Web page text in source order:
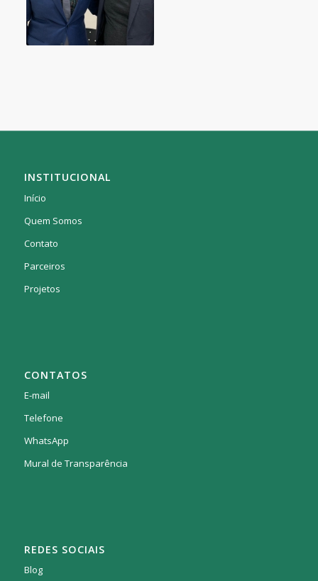
INSTITUCIONAL
Início
Quem Somos
Contato
Parceiros
Projetos
CONTATOS
E-mail
Telefone
WhatsApp
Mural de Transparência
REDES SOCIAIS
Blog